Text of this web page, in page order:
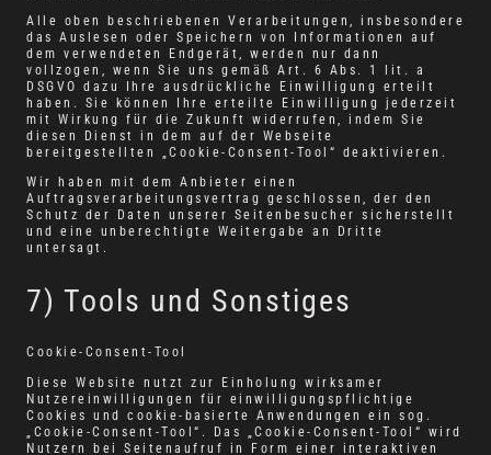
Alle oben beschriebenen Verarbeitungen, insbesondere
das Auslesen oder Speichern von Informationen auf
dem verwendeten Endgerät, werden nur dann
vollzogen, wenn Sie uns gemäß Art. 6 Abs. 1 lit. a
DSGVO dazu Ihre ausdrückliche Einwilligung erteilt
haben. Sie können Ihre erteilte Einwilligung jederzeit
mit Wirkung für die Zukunft widerrufen, indem Sie
diesen Dienst in dem auf der Webseite
bereitgestellten „Cookie-Consent-Tool“ deaktivieren.
Wir haben mit dem Anbieter einen
Auftragsverarbeitungsvertrag geschlossen, der den
Schutz der Daten unserer Seitenbesucher sicherstellt
und eine unberechtigte Weitergabe an Dritte
untersagt.
7) Tools und Sonstiges
Cookie-Consent-Tool
Diese Website nutzt zur Einholung wirksamer
Nutzereinwilligungen für einwilligungspflichtige
Cookies und cookie-basierte Anwendungen ein sog.
„Cookie-Consent-Tool“. Das „Cookie-Consent-Tool“ wird
Nutzern bei Seitenaufruf in Form einer interaktiven